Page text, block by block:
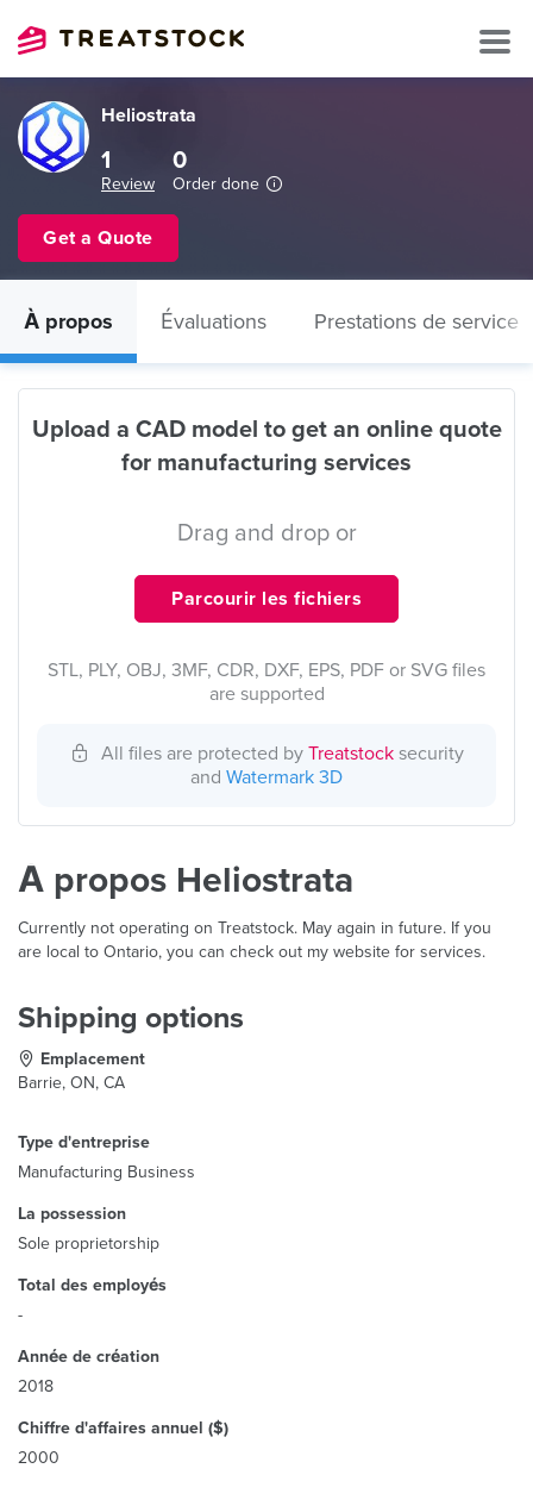
Heliostrata
1
Review
0
Order done
Get a Quote
À propos Évaluations Prestations de service
Upload a CAD model to get an online quote
for manufacturing services
Drag and drop or
Parcourir les fichiers
STL, PLY, OBJ, 3MF, CDR, DXF, EPS, PDF or SVG files
are supported
All files are protected by Treatstocksecurity
and Watermark 3D
À propos Heliostrata
Currently not operating on Treatstock. May again in future. If you
are local to Ontario, you can check out my website for services.
Shipping options
Emplacement
Barrie, ON, CA
Type d'entreprise
Manufacturing Business
La possession
Sole proprietorship
Total des employés
-
Année de création
2018
Chiffre d'affaires annuel ($)
2000